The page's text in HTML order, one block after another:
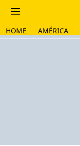
HOME AMÉRICA